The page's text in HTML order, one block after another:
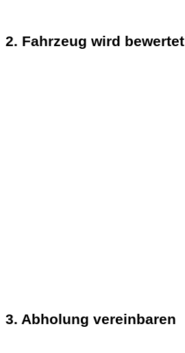
2. Fahrzeug wird bewertet
3. Abholung vereinbaren